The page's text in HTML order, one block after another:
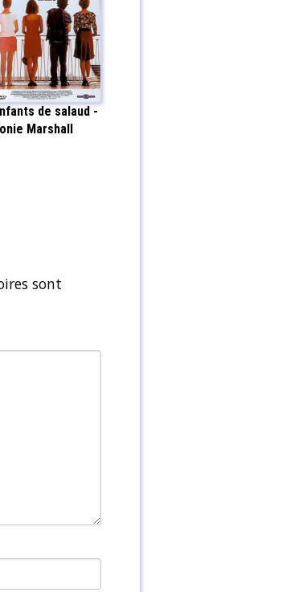
de salaud -
Marshall
sont